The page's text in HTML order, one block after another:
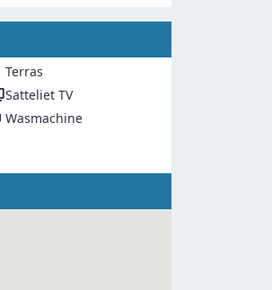
Terras
Satteliet TV
Wasmachine